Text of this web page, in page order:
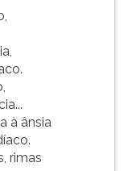
à ânsia
rimas